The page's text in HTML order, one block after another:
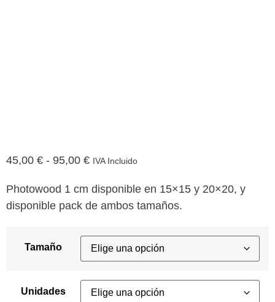
45,00 € - 95,00 € IVA Incluido
Photowood 1 cm disponible en 15×15 y 20×20, y
disponible pack de ambos tamaños.
Tamaño
Unidades